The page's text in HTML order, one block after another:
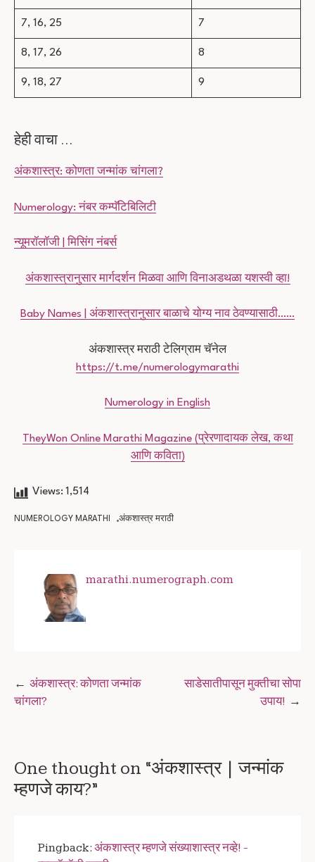
7, 16, 25 7
8, 17, 26 8
9, 18, 27 9
हेही वाचा …
अंकशास्त्र: कोणता जन्मांक चांगला?
Numerology: नंबर कम्पॅटिबिलिटी
न्यूमरॉलॉजी | मिसिंग नंबर्स
अंकशास्त्रानुसार मार्गदर्शन मिळवा आणि विनाअडथळा यशस्वी व्हा!
Baby Names | अंकशास्त्रानुसार बाळाचे योग्य नाव ठेवण्यासाठी……
अंकशास्त्र मराठी टेलिग्राम चॅनेल
https://t.me/numerologymarathi
Numerology in English
TheyWon Online Marathi Magazine (प्रेरणादायक लेख, कथा
आणि कविता)
Views: 1,514
NUMEROLOGY MARATHI अंकशास्त्र मराठी
marathi.numerograph.com
Post
navigation
अंकशास्त्र: कोणता जन्मांक
चांगला?
साडेसातीपासून मुक्तीचा सोपा
उपाय!
One thought on “अंकशास्त्र | जन्मांक
म्हणजे काय?”
Pingback: अंकशास्त्र म्हणजे संख्याशास्त्र नव्हे! -